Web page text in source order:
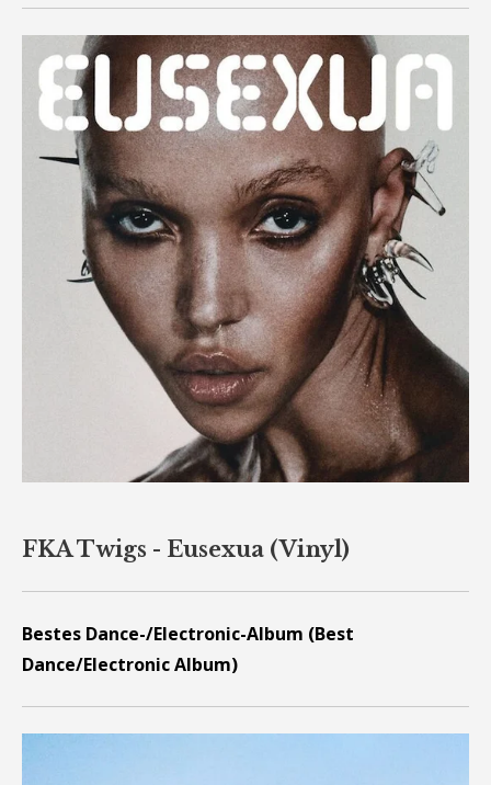
FKA Twigs - Eusexua (Vinyl)
Bestes Dance-/Electronic-Album (Best
Dance/Electronic Album)